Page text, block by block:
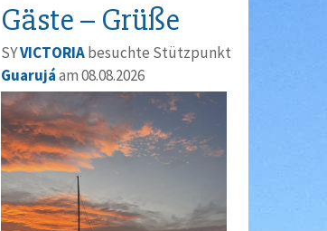
Gäste – Grüße
SYVICTORIAbesuchte Stützpunkt
Guarujáam 08.08.2026